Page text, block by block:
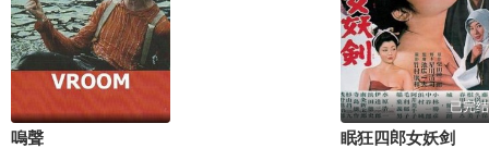
嗚聲
已完结
眠狂四郎女妖剑